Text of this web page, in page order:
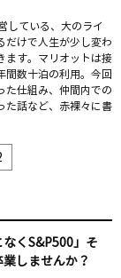
している、大のライ
だけで人生が少し変わ
ます。マリオットは接
間数十泊の利用。今回
た仕組み、仲間内での
た話など、赤裸々に書
なくS&P500」そ
業しませんか？